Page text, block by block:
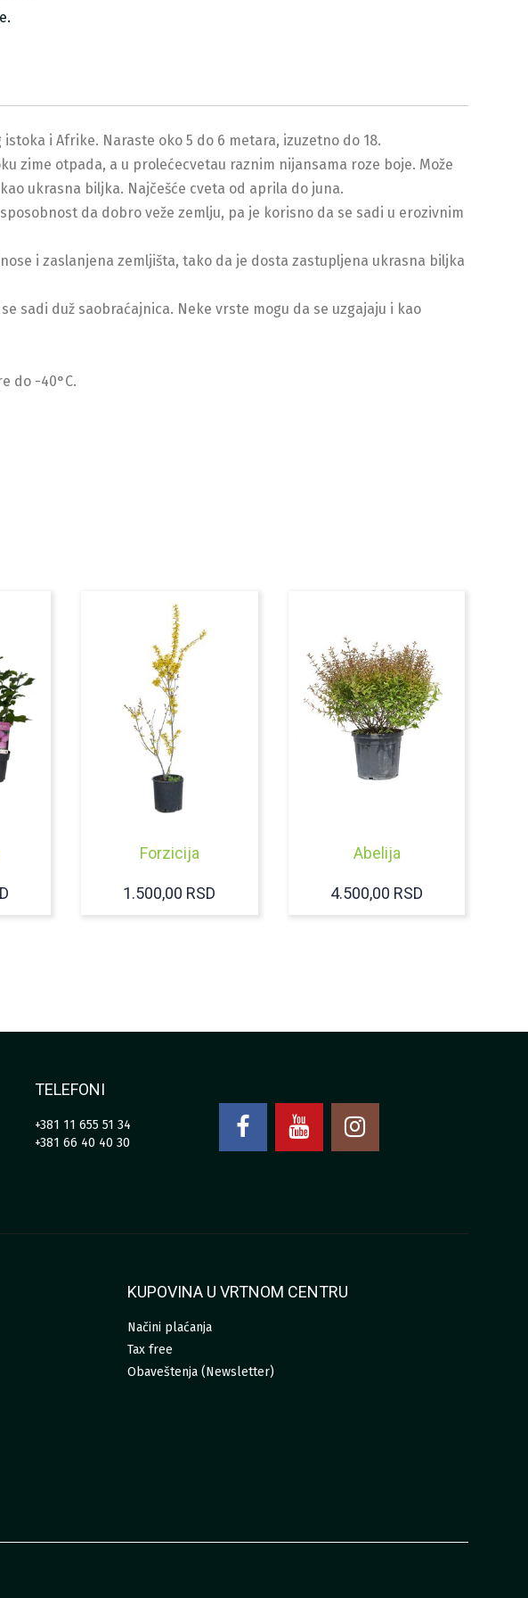
i Afrike. Naraste oko 5 do 6 metara, izuzetno do 18.
zime otpada, a u prolećecvetau raznim nijansama roze boje. Može
ukrasna biljka. Najčešće cveta od aprila do juna.
da dobro veže zemlju, pa je korisno da se sadi u erozivnim
i zaslanjena zemljišta, tako da je dosta zastupljena ukrasna biljka
sadi duž saobraćajnica. Neke vrste mogu da se uzgajaju i kao
do -40°C.
Forzicija
1.500,00 RSD
Abelija
4.500,00 RSD
TELEFONI
+381 11 655 51 34
+381 66 40 40 30
KUPOVINA U VRTNOM CENTRU
Načini plaćanja
Tax free
Obaveštenja (Newsletter)